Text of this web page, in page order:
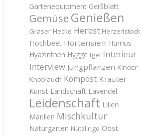
Gartenequipment Geißblatt
Gemüse Genießen
Gräser Hecke Herbst Herzerlstock
Hochbeet Hortensien Humus
Hyazinthen Hygge Igel Interieur
Interview Jungpflanzen Kinder
Knoblauch Kompost Kräuter
Kunst Landschaft Lavendel
Leidenschaft Lilien
Marillen Mischkultur
Naturgarten Nützlinge Obst